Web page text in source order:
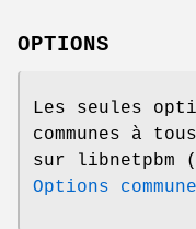
OPTIONS
Les seules
communes à
sur libnetpbm
Options